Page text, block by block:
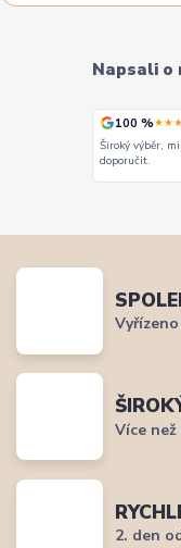
Napsali o
100 %
Široký výběr,
doporučit.
Více
2. den